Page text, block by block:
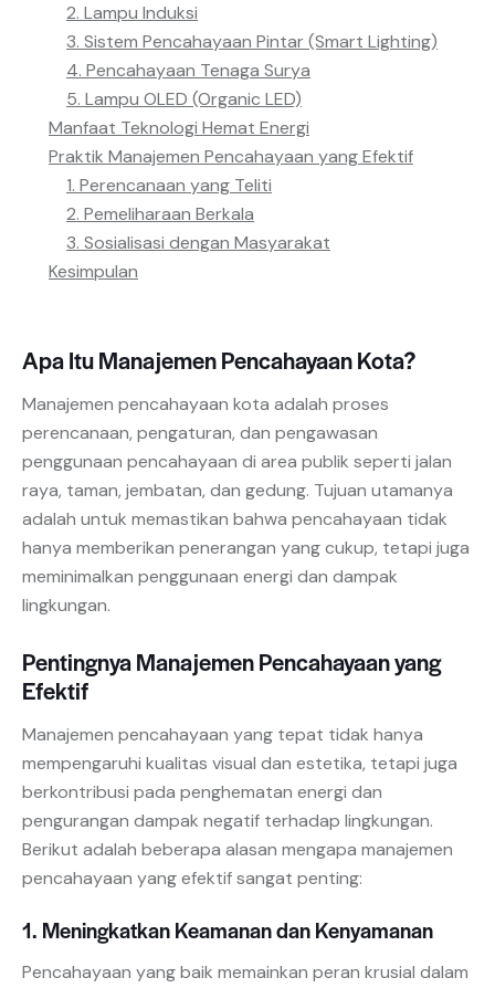
2. Lampu Induksi
3. Sistem Pencahayaan Pintar (Smart Lighting)
4. Pencahayaan Tenaga Surya
5. Lampu OLED (Organic LED)
Manfaat Teknologi Hemat Energi
Praktik Manajemen Pencahayaan yang Efektif
1. Perencanaan yang Teliti
2. Pemeliharaan Berkala
3. Sosialisasi dengan Masyarakat
Kesimpulan
Apa Itu Manajemen Pencahayaan Kota?
Manajemen pencahayaan kota adalah proses
perencanaan, pengaturan, dan pengawasan
penggunaan pencahayaan di area publik seperti jalan
raya, taman, jembatan, dan gedung. Tujuan utamanya
adalah untuk memastikan bahwa pencahayaan tidak
hanya memberikan penerangan yang cukup, tetapi juga
meminimalkan penggunaan energi dan dampak
lingkungan.
Pentingnya Manajemen Pencahayaan yang
Efektif
Manajemen pencahayaan yang tepat tidak hanya
mempengaruhi kualitas visual dan estetika, tetapi juga
berkontribusi pada penghematan energi dan
pengurangan dampak negatif terhadap lingkungan.
Berikut adalah beberapa alasan mengapa manajemen
pencahayaan yang efektif sangat penting:
1. Meningkatkan Keamanan dan Kenyamanan
Pencahayaan yang baik memainkan peran krusial dalam